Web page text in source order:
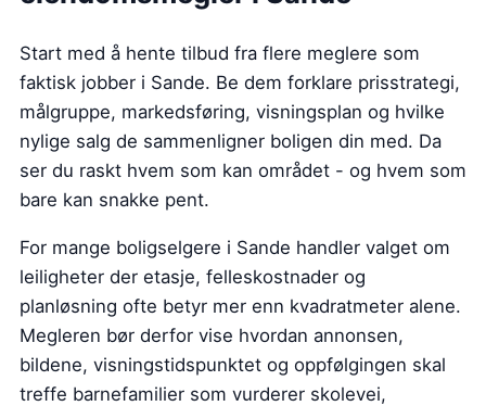
Start med å hente tilbud fra flere meglere som
faktisk jobber i Sande. Be dem forklare prisstrategi,
målgruppe, markedsføring, visningsplan og hvilke
nylige salg de sammenligner boligen din med. Da
ser du raskt hvem som kan området - og hvem som
bare kan snakke pent.
For mange boligselgere i Sande handler valget om
leiligheter der etasje, felleskostnader og
planløsning ofte betyr mer enn kvadratmeter alene.
Megleren bør derfor vise hvordan annonsen,
bildene, visningstidspunktet og oppfølgingen skal
treffe barnefamilier som vurderer skolevei,